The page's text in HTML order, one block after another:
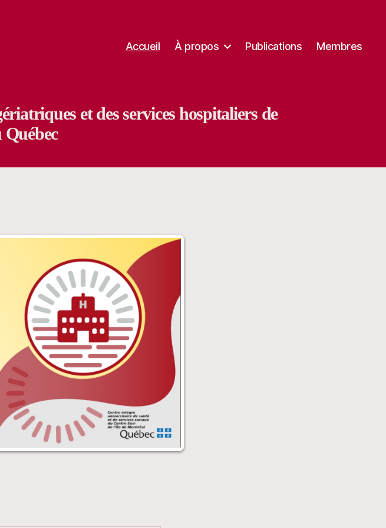
Accueil À propos Publications Membres
et des services hospitaliers de